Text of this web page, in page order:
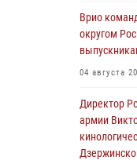
подняться
Санкт-
07 августа
основам
07 августа
Рэпер ST
Врио
округом
04 августа
Директор
армии